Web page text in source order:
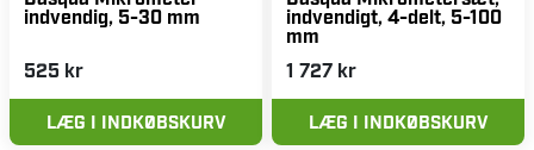
indvendig, 5-30 mm
525 kr
LÆG I INDKØBSKURV
indvendigt, 4-delt, 5-100
mm
1 727 kr
LÆG I INDKØBSKURV